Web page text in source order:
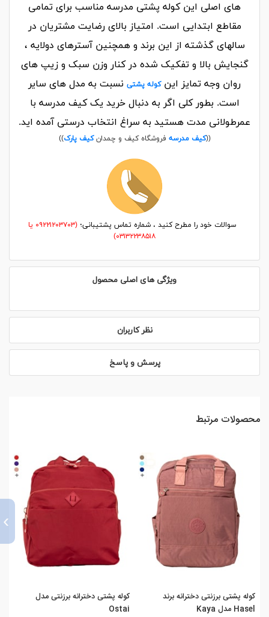
های اصلی این کوله پشتی مدرسه مناسب برای تمامی
مقاطع ابتدایی است. امتیاز بالای رضایت مشتریان در
سالهای گذشته از این برند و همچنین آسترهای دولایه ،
گنجایش بالا و تفکیک شده در کنار وزن سبک و زیپ های
روان وجه تمایز این کوله پشتینسبت به مدل های سایر
است. بطور کلی اگر به دنبال خرید یک کیف مدرسه با
عمرطولانی مدت هستید به سراغ انتخاب درستی آمده اید.
((کیف مدرسهفروشگاه کیف و چمدانکیف پارک))
سوالات خود را مطرح کنید ، شماره تماس پشتیبانی؛
(۰۹۲۲۱۲۰۳۷۰۳ یا
۰۳۱۳۲۲۳۸۵۱۸)
ویژگی های اصلی محصول
نظر کاربران
پرسش و پاسخ
محصولات مرتبط
کوله پشتی برزنتی دخترانه برند
Hasel مدل Kaya
کوله پشتی دخترانه برزنتی مدل
Ostai
›